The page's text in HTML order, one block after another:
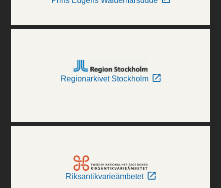
Regionarkivet Stockholm
Riksantikvarieämbetet